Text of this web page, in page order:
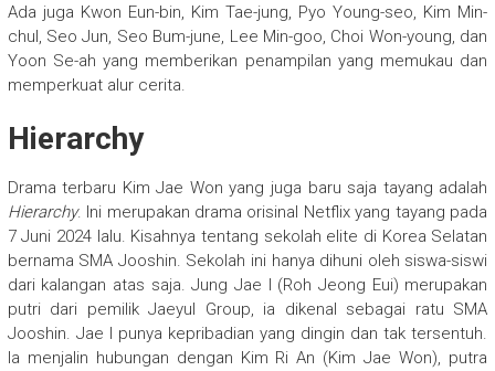
Ada juga Kwon Eun-bin, Kim Tae-jung, Pyo Young-seo, Kim Min-
chul, Seo Jun, Seo Bum-june, Lee Min-goo, Choi Won-young, dan
Yoon Se-ah yang memberikan penampilan yang memukau dan
memperkuat alur cerita.
Hierarchy
Drama terbaru Kim Jae Won yang juga baru saja tayang adalah
Hierarchy. Ini merupakan drama orisinal Netflix yang tayang pada
7 Juni 2024 lalu. Kisahnya tentang sekolah elite di Korea Selatan
bernama SMA Jooshin. Sekolah ini hanya dihuni oleh siswa-siswi
dari kalangan atas saja. Jung Jae I (Roh Jeong Eui) merupakan
putri dari pemilik Jaeyul Group, ia dikenal sebagai ratu SMA
Jooshin. Jae I punya kepribadian yang dingin dan tak tersentuh.
Ia menjalin hubungan dengan Kim Ri An (Kim Jae Won), putra